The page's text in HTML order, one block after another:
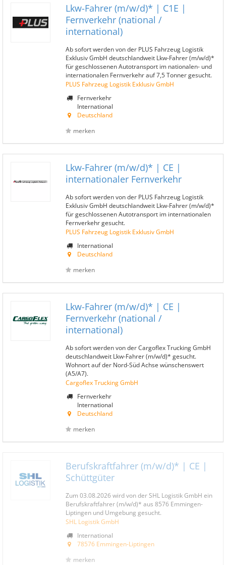
Lkw-Fahrer (m/w/d)* | C1E |
Fernverkehr (national /
international)
Ab sofort werden von der PLUS Fahrzeug Logistik
Exklusiv GmbH deutschlandweit Lkw-Fahrer (m/w/d)*
für geschlossenen Autotransport im nationalen- und
internationalen Fernverkehr auf 7,5 Tonner gesucht.
PLUS Fahrzeug Logistik Exklusiv GmbH
Fernverkehr
International
Deutschland
merken
Lkw-Fahrer (m/w/d)* | CE |
internationaler Fernverkehr
Ab sofort werden von der PLUS Fahrzeug Logistik
Exklusiv GmbH deutschlandweit Lkw-Fahrer (m/w/d)*
für geschlossenen Autotransport im internationalen
Fernverkehr gesucht.
PLUS Fahrzeug Logistik Exklusiv GmbH
International
Deutschland
merken
Lkw-Fahrer (m/w/d)* | CE |
Fernverkehr (national /
international)
Ab sofort werden von der Cargoflex Trucking GmbH
deutschlandweit Lkw-Fahrer (m/w/d)* gesucht.
Wohnort auf der Nord-Süd Achse wünschenswert
(A5/A7).
Cargoflex Trucking GmbH
Fernverkehr
International
Deutschland
merken
Berufskraftfahrer (m/w/d)* | CE |
Schüttgüter
Zum 03.08.2026 wird von der SHL Logistik GmbH ein
Berufskraftfahrer (m/w/d)* aus 8576 Emmingen-
Liptingen und Umgebung gesucht.
SHL Logistik GmbH
International
78576 Emmingen-Liptingen
merken